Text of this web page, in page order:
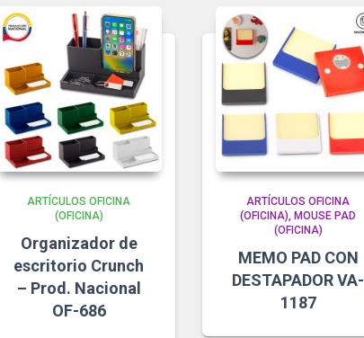
ARTÍCULOS OFICINA
(OFICINA)
Organizador de
escritorio Crunch
– Prod. Nacional
OF-686
ARTÍCULOS OFICINA
(OFICINA) MOUSE PAD
(OFICINA)
MEMO PAD CON
DESTAPADOR VA-
1187